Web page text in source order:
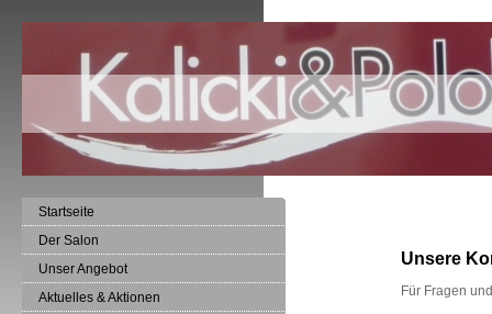
Unsere
Für Fragen
Startseite
Der Salon
Unser Angebot
Aktuelles & Aktionen